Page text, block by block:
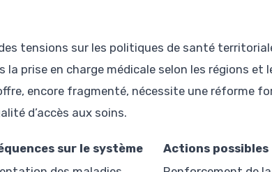
tensions sur les politiques de santé
la prise en charge médicale selon les régions et
encore fragmenté, nécessite une réforme
d’accès aux soins.
sur le système
Actions possibles